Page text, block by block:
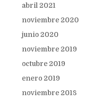
abril 2021
noviembre 2020
junio 2020
noviembre 2019
octubre 2019
enero 2019
noviembre 2018